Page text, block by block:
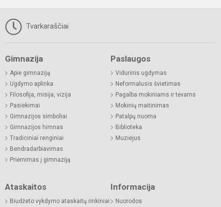
Tvarkaraščiai
Gimnazija
Apie gimnaziją
Ugdymo aplinka
Filosofija, misija, vizija
Pasiekimai
Gimnazijos simboliai
Gimnazijos himnas
Tradiciniai renginiai
Bendradarbiavimas
Priėmimas į gimnaziją
Paslaugos
Vidurinis ugdymas
Neformalusis švietimas
Pagalba mokiniams ir tėvams
Mokinių maitinimas
Patalpų nuoma
Biblioteka
Muziejus
Ataskaitos
Biudžeto vykdymo ataskaitų rinkiniai
Informacija
Nuorodos